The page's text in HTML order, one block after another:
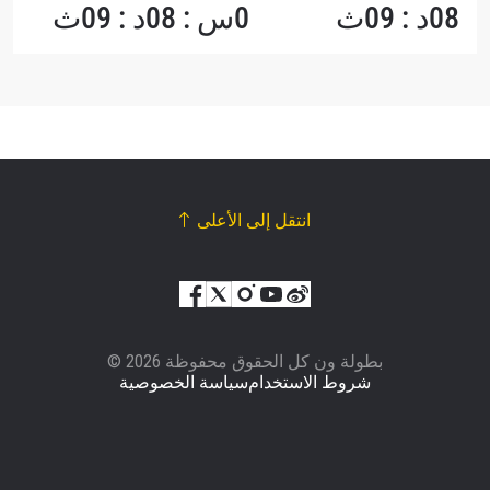
08د : 09ث 0س : 08د : 09ث
انتقل إلى الأعلى
© بطولة ون كل الحقوق محفوظة 2026
سياسة الخصوصيةشروط الاستخدام